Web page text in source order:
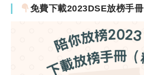
免費下載2023DSE放榜手冊